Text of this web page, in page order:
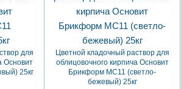
для
Основит
25кг
Цветной кладочный раствор для
облицовочного кирпича Основит
Брикформ MC11 (светло-
бежевый) 25кг